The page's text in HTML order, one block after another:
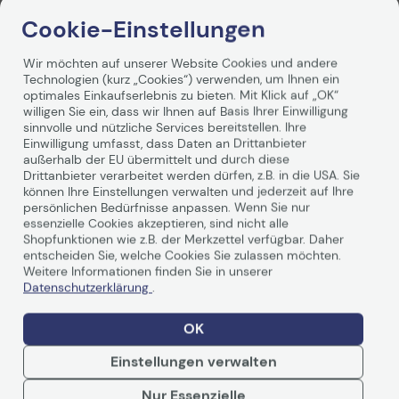
gemäß der EU-
Datenverordnung
Produktbeschreibung
Technische Daten
Allgemein
Hersteller
Herst. Art. Nr.
C13T596A00
EAN
0010343868489
Hauptmerkmale
Cookie-Einstellungen
Wir möchten auf unserer Website Cookies und andere
Technologien (kurz „Cookies“) verwenden, um Ihnen ein
optimales Einkaufserlebnis zu bieten. Mit Klick auf „OK“
willigen Sie ein, dass wir Ihnen auf Basis Ihrer Einwilligung
sinnvolle und nützliche Services bereitstellen. Ihre
Einwilligung umfasst, dass Daten an Drittanbieter
außerhalb der EU übermittelt und durch diese
Drittanbieter verarbeitet werden dürfen, z.B. in die USA. Sie
können Ihre Einstellungen verwalten und jederzeit auf Ihre
persönlichen Bedürfnisse anpassen. Wenn Sie nur
essenzielle Cookies akzeptieren, sind nicht alle
Shopfunktionen wie z.B. der Merkzettel verfügbar. Daher
entscheiden Sie, welche Cookies Sie zulassen möchten.
Weitere Informationen finden Sie in unserer
Datenschutzerklärung .
OK
Einstellungen verwalten